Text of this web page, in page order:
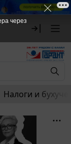
Налоги и
через